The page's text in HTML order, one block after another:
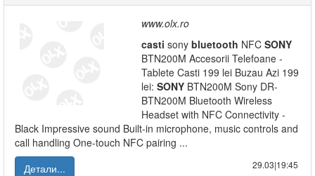
www.olx.ro
casti sony bluetooth NFC SONY
BTN200M Accesorii Telefoane -
Tablete Casti 199 lei Buzau Azi 199
lei: SONY BTN200M Sony DR-
BTN200M Bluetooth Wireless
Headset with NFC Connectivity -
Black Impressive sound Built-in microphone, music controls and
call handling One-touch NFC pairing ...
Детали...
29.03|19:45